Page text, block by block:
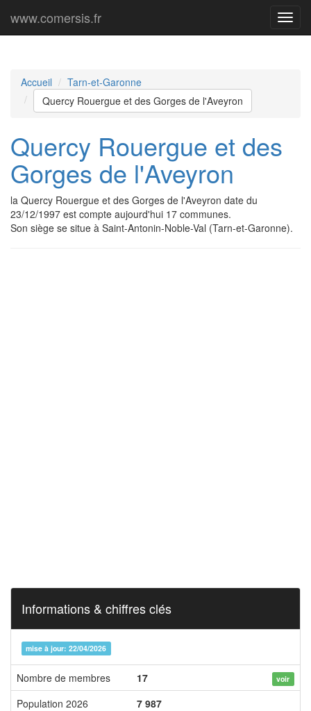
Menu
www.comersis.fr
Accueil
Tarn-et-Garonne
Quercy Rouergue et des Gorges de l'Aveyron
Quercy Rouergue et des
Gorges de l'Aveyron
la Quercy Rouergue et des Gorges de l'Aveyron date du
23/12/1997 est compte aujourd'hui 17 communes.
Son siège se situe à Saint-Antonin-Noble-Val (Tarn-et-Garonne).
Informations & chiffres clés
mise à jour: 22/04/2026
Nombre de membres 17 voir
Population 2026
7 987